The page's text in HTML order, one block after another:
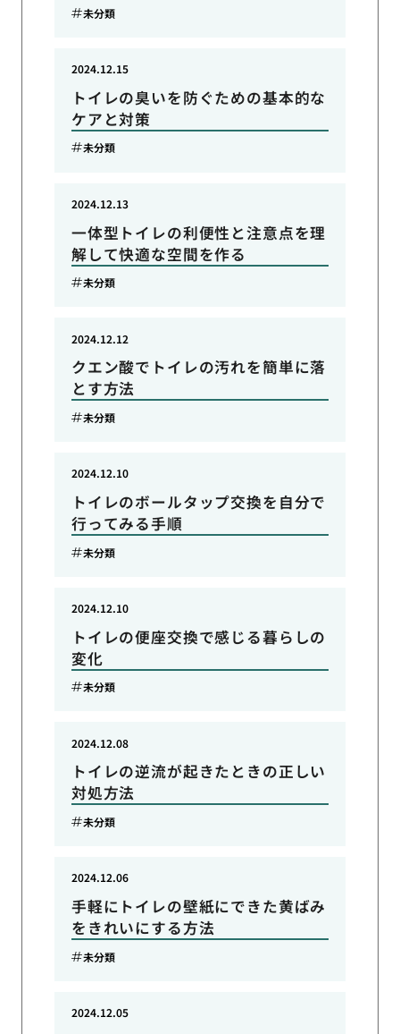
未分類
トイレの臭いを防ぐための基本的な
ケアと対策
2024.12.15
未分類
一体型トイレの利便性と注意点を理
解して快適な空間を作る
2024.12.13
未分類
クエン酸でトイレの汚れを簡単に落
とす方法
2024.12.12
未分類
トイレのボールタップ交換を自分で
行ってみる手順
2024.12.10
未分類
トイレの便座交換で感じる暮らしの
変化
2024.12.10
未分類
トイレの逆流が起きたときの正しい
対処方法
2024.12.08
未分類
手軽にトイレの壁紙にできた黄ばみ
をきれいにする方法
2024.12.06
未分類
2024.12.05